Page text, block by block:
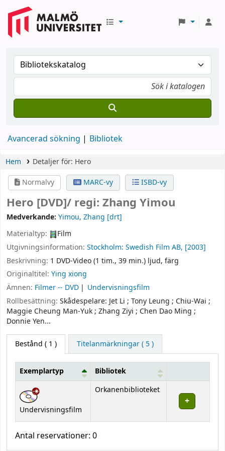
Avancerad sökning Bibliotek
Hem Detaljer för: Hero
Normalvy
MARC-vy ISBD-vy
Hero [DVD]/ regi: Zhang Yimou
Medverkande: Yimou, Zhang [drt]
Materialtyp:
Film
Utgivningsinformation: Stockholm: Swedish Film AB, [2003]
Beskrivning: 1 DVD-Video (1 tim., 39 min.) ljud, färg
Originaltitel: Ying xiong
Ämnen: Filmer -- DVD
Undervisningsfilm
Rollbesättning: Skådespelare: Jet Li ; Tony Leung ; Chiu-Wai ;
Maggie Cheung Man-Yuk ; Zhang Ziyi ; Chen Dao Ming ;
Donnie Yen...
Bestånd ( 1 ) Titelanmärkningar ( 5 )
Bestånd
Exemplartyp Bibliotek
Undervisningsfilm
Orkanenbiblioteket
Antal reservationer: 0